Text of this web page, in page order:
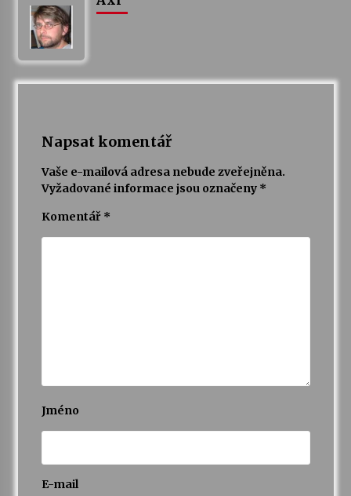
Napsat komentář
Vaše e-mailová adresa nebude zveřejněna.
Vyžadované informace jsou označeny *
Komentář *
Jméno
E-mail